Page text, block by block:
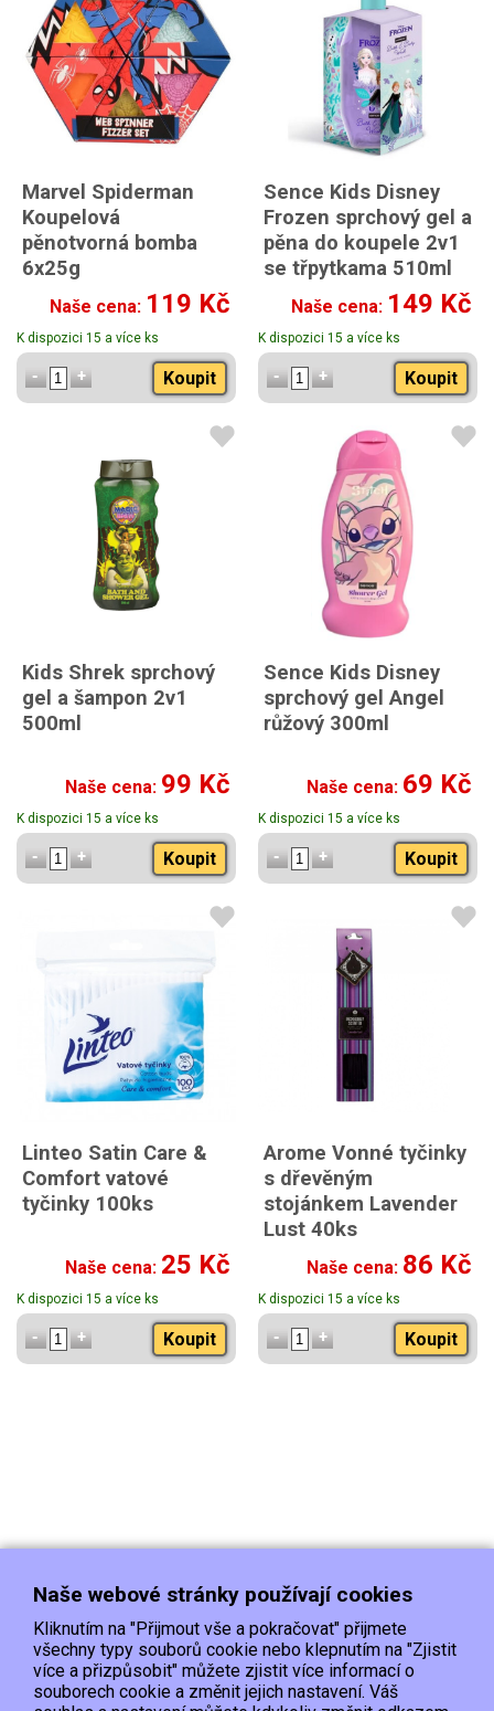
Marvel Spiderman
Koupelová
pěnotvorná bomba
6x25g
Naše cena: 119 Kč
K dispozici 15 a více ks
Koupit
Sence Kids Disney
Frozen sprchový gel a
pěna do koupele 2v1
se třpytkama 510ml
Naše cena: 149 Kč
K dispozici 15 a více ks
Koupit
Kids Shrek sprchový
gel a šampon 2v1
500ml
Naše cena: 99 Kč
K dispozici 15 a více ks
Koupit
Sence Kids Disney
sprchový gel Angel
růžový 300ml
Naše cena: 69 Kč
K dispozici 15 a více ks
Koupit
Linteo Satin Care &
Comfort vatové
tyčinky 100ks
Naše cena: 25 Kč
K dispozici 15 a více ks
Koupit
Arome Vonné tyčinky
s dřevěným
stojánkem Lavender
Lust 40ks
Naše cena: 86 Kč
K dispozici 15 a více ks
Koupit
Doprava Platba Kontakt/Reklamace
Naše webové stránky používají cookies
Kliknutím na "Přijmout vše a pokračovat" přijmete
všechny typy souborů cookie nebo klepnutím na "Zjistit
více a přizpůsobit" můžete zjistit více informací o
souborech cookie a změnit jejich nastavení. Váš